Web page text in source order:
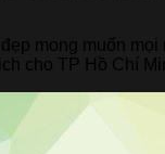
mong muốn
cho TP Hồ Chí